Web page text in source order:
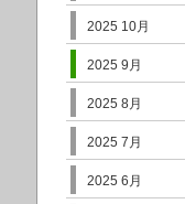
2025 10月
2025 9月
2025 8月
2025 7月
2025 6月